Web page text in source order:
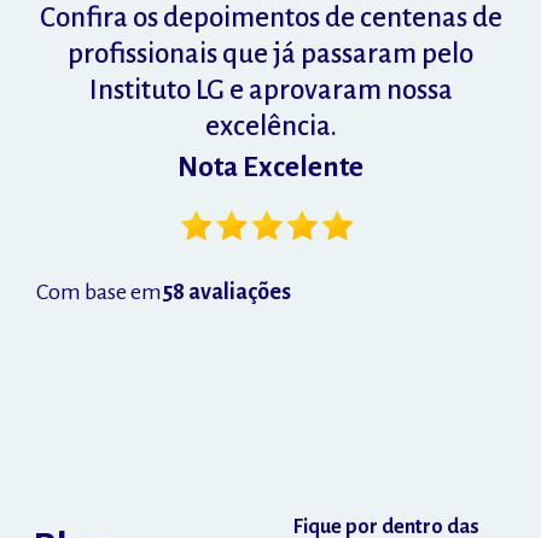
Confira os depoimentos de centenas de
profissionais que já passaram pelo
Instituto LG e aprovaram nossa
excelência.
Nota Excelente
Com base em avaliações
86
Fique por dentro das